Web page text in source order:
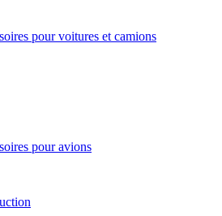
pour voitures et camions
pour avions